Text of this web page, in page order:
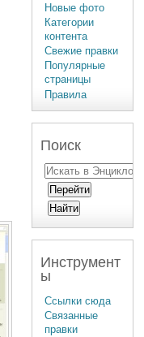
Новые фото
Категории
контента
Свежие правки
Популярные
страницы
Правила
Поиск
Инструмент
ы
Ссылки сюда
Связанные
правки